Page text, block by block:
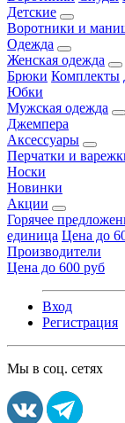
Детские
Воротники и
Одежда
Женская одежда
Брюки Комплекты
Юбки
Мужская одежда
Джемпера
Аксессуары
Перчатки и
Носки
Новинки
Акции
Горячее
единица Цена до
Производители
Цена до 600 руб
Вход
Регистрация
Мы в соц. сетях